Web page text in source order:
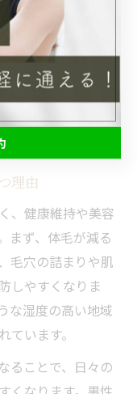
ス良く取り入れる
ります。
脱毛活用法
理由
、健康維持や美容
まず、体毛が減る
毛穴の詰まりや肌
しやすくなりま
な湿度の高い地域
います。
ることで、日々の